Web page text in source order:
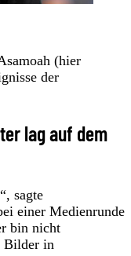
(hier
der
lag auf dem
sagte
einer Medienrunde
bin nicht
Bilder in